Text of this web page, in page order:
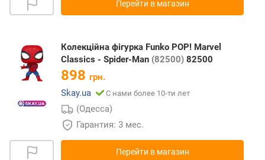
Перейти в магазин
Колекційна фігурка Funko POP! Marvel
Classics - Spider-Man (82500) 82500
898 грн.
Skay.ua
С нами более 10-ти лет
(Одесса)
Гарантия: 3 мес.
Перейти в магазин